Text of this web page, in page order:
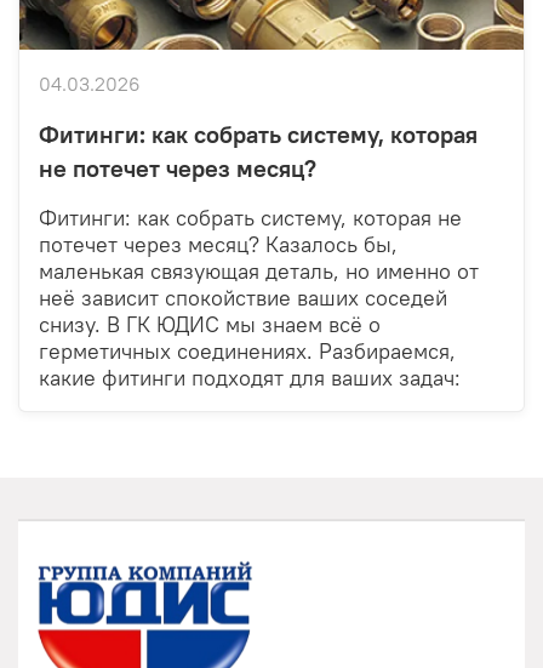
Фитинги: как собрать систему, которая
не потечет через месяц?
Фитинги: как собрать систему, которая не
потечет через месяц? Казалось бы,
маленькая связующая деталь, но именно от
неё зависит спокойствие ваших соседей
снизу. В ГК ЮДИС мы знаем всё о
герметичных соединениях. Разбираемся,
какие фитинги подходят для ваших задач:
04.03.2026